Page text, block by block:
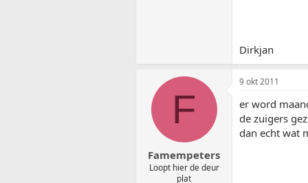
Dirkjan
F
Famempeters
Loopt hier de deur
plat
9 okt 2011
er word
de zuigers
dan echt wat